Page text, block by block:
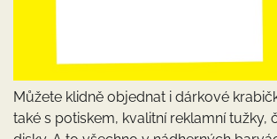
Můžete klidně objednat i dárkové
také s potiskem, kvalitní reklamní tužky,